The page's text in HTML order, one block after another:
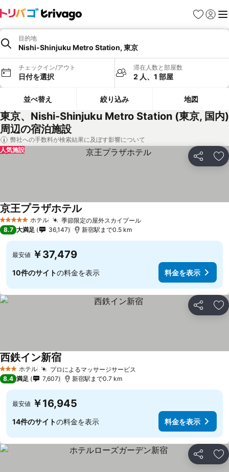
お気に入り
ログイ
メ
目的地
Nishi-Shinjuku Metro Station, 東京
チェックイン/アウト
日付を選択
滞在人数と部屋数
2 人、1 部屋
並べ替え 絞り込み 地図
東京、Nishi-Shinjuku Metro Station (東京, 国内)
周辺の宿泊施設
弊社への手数料が検索結果に及ぼす影響について
シェア お
人気施設
5 ホテルのランク
ホテル 季節限定の屋外スカイプール料金を表示
京王プラザホテル
8.7 大満足 36,147 新宿駅まで0.5 km
最安値 ￥37,479
10件のサイトの料金を表示 料金を表示
シェア お
3 ホテルのランク
ホテル プロによるマッサージサービス
西鉄イン新宿
8.4 満足 7,607 新宿駅まで0.7 km
最安値 ￥16,945
14件のサイトの料金を表示 料金を表示
シェア お